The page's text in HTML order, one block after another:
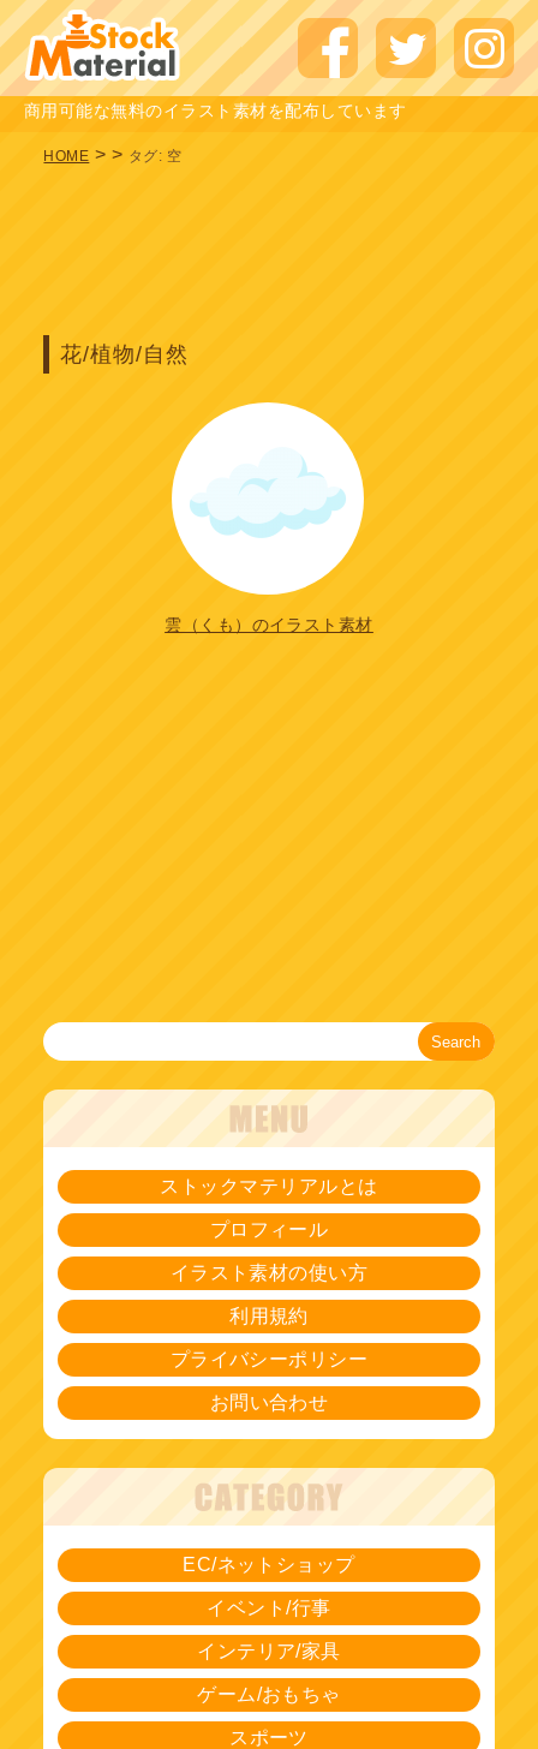
商用可能な無料のイラスト素材を配布しています
HOME > > タグ: 空
花/植物/自然
雲（くも）のイラスト素材
Search
ストックマテリアルとは
プロフィール
イラスト素材の使い方
利用規約
プライバシーポリシー
お問い合わせ
EC/ネットショップ
イベント/行事
インテリア/家具
ゲーム/おもちゃ
スポーツ